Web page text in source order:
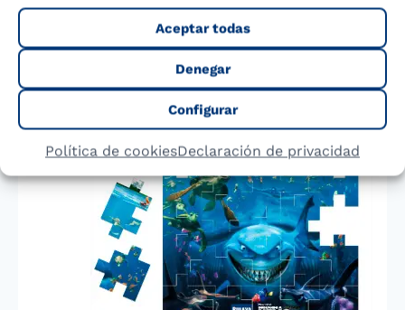
Aceptar todas
Denegar
Configurar
Política de cookiesDeclaración de privacidad
pegar en el álbum que encontrarán en
la base de cualquier caja de seis
unidades de 1 L.